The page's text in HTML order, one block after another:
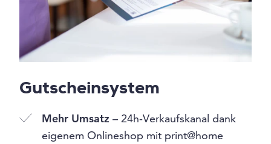
Gutscheinsystem
Mehr Umsatz – 24h-Verkaufskanal dank
eigenem Onlineshop mit print@home